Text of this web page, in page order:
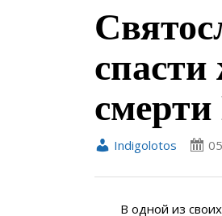
Indigolotos
В одной из своих